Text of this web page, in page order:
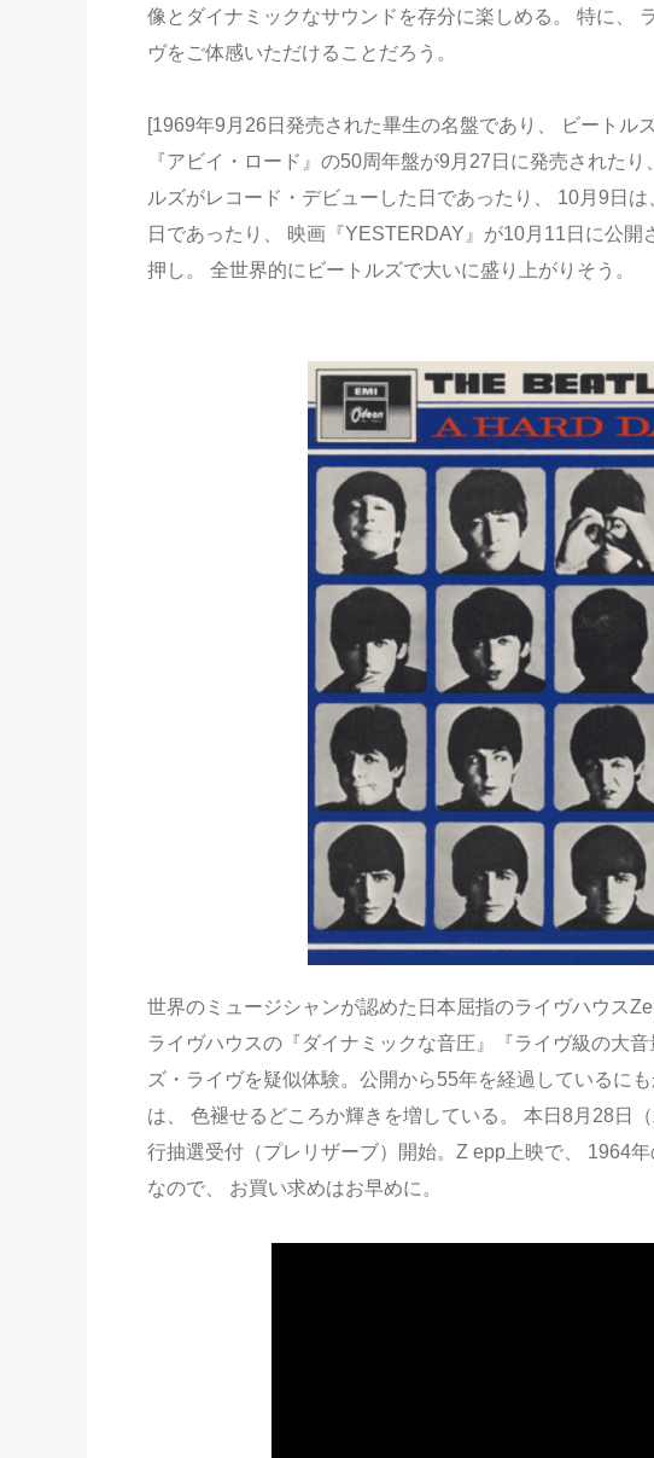
像とダイナミックなサウンドを存分に楽しめる。 特に、
ヴをご体感いただけることだろう。
[1969年9月26日発売された畢生の名盤であり、 ビートル
『アビイ・ロード』の50周年盤が9月27日に発売された
ルズがレコード・デビューした日であったり、 10月9日
日であったり、 映画『YESTERDAY』が10月11日に公
押し。 全世界的にビートルズで大いに盛り上がりそう。
世界のミュージシャンが認めた日本屈指のライヴハウス
ライヴハウスの『ダイナミックな音圧』『ライヴ級の大
ズ・ライヴを疑似体験。公開から55年を経過しているに
は、 色褪せるどころか輝きを増している。 本日8月28日
行抽選受付（プレリザーブ）開始。Z epp上映で、 1964
なので、 お買い求めはお早めに。